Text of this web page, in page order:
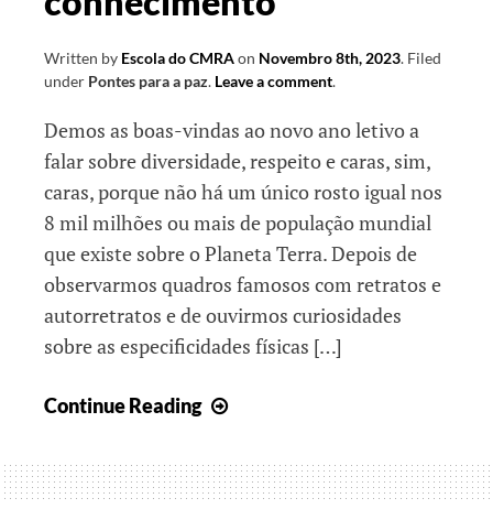
Written by Escola do CMRAon Novembro 8th, 2023. Filed
under Pontes para a paz. Leave a comment.
Demos as boas-vindas ao novo ano letivo a
falar sobre diversidade, respeito e caras, sim,
caras, porque não há um único rosto igual nos
8 mil milhões ou mais de população mundial
que existe sobre o Planeta Terra. Depois de
observarmos quadros famosos com retratos e
autorretratos e de ouvirmos curiosidades
sobre as especificidades físicas […]
Continue Reading
o
conhecimento